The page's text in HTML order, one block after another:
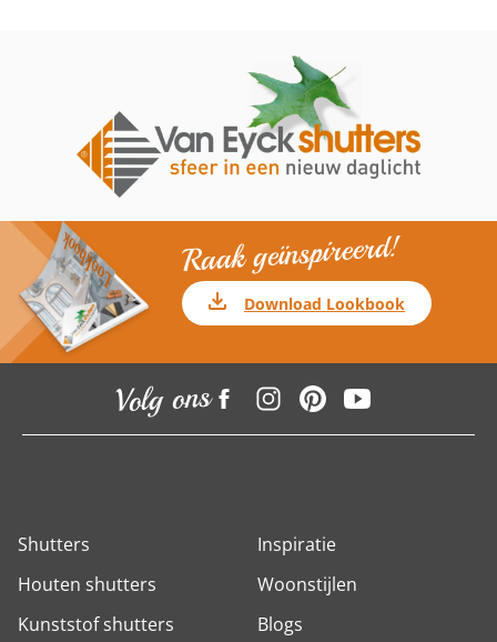
Raak geïnspireerd!
Download Lookbook
Volg ons
Shutters
Houten shutters
Kunststof shutters
Inspiratie
Woonstijlen
Blogs